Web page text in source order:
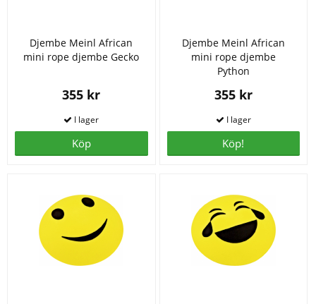
Djembe Meinl African
mini rope djembe Gecko
355 kr
Köp
Djembe Meinl African
mini rope djembe
Python
355 kr
Köp!